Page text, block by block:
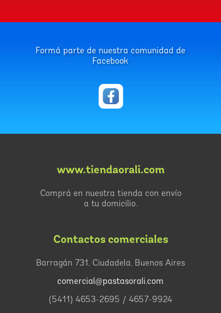
Formá parte de nuestra comunidad de
Facebook
www.tiendaorali.com
Comprá en nuestra tienda con envío
a tu domicilio.
Contactos comerciales
Barragán 731, Ciudadela, Buenos Aires
comercial@pastasorali.com
(5411) 4653-2695 / 4657-9924